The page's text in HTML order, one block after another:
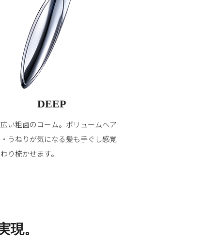
DEEP
い粗歯のコーム。ボリュームヘア
うねりが気になる髪も手ぐし感覚
り梳かせます。
現。